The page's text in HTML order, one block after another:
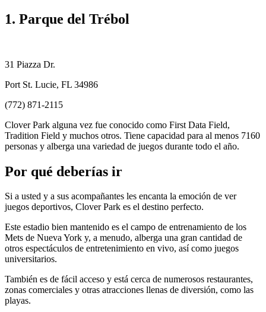
1. Parque del Trébol
31 Piazza Dr.
Port St. Lucie, FL 34986
(772) 871-2115
Clover Park alguna vez fue conocido como First Data Field,
Tradition Field y muchos otros. Tiene capacidad para al menos 7160
personas y alberga una variedad de juegos durante todo el año.
Por qué deberías ir
Si a usted y a sus acompañantes les encanta la emoción de ver
juegos deportivos, Clover Park es el destino perfecto.
Este estadio bien mantenido es el campo de entrenamiento de los
Mets de Nueva York y, a menudo, alberga una gran cantidad de
otros espectáculos de entretenimiento en vivo, así como juegos
universitarios.
También es de fácil acceso y está cerca de numerosos restaurantes,
zonas comerciales y otras atracciones llenas de diversión, como las
playas.